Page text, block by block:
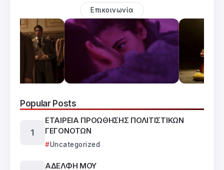
Επικοινωνία
Popular Posts
ΕΤΑΙΡΕΙΑ ΠΡΟΩΘΗΣΗΣ ΠΟΛΙΤΙΣΤΙΚΩΝ
ΓΕΓΟΝΟΤΩΝ
Uncategorized
ΑΔΕΛΦΗ ΜΟΥ